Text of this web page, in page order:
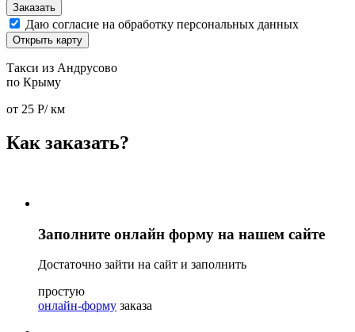
Даю согласие на обработку персональных данных
Открыть карту
Такси из Андрусово
по Крыму
от 25 Р/ км
Как заказать?
Заполните онлайн форму на нашем сайте
Достаточно зайти на сайт и заполнить
простую
онлайн-форму заказа